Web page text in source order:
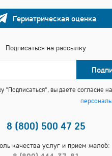
Гериатрическая оценка
Подписаться на рассылку
"Подписаться", вы даете согласие
8 (800) 500 47 25
качества услуг и прием жалоб: